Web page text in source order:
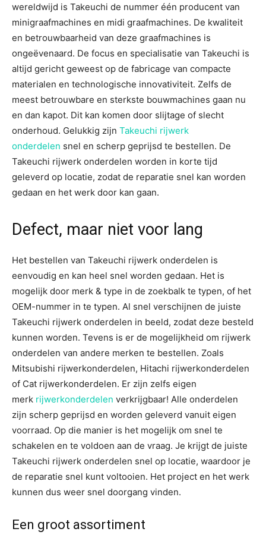
wereldwijd is Takeuchi de nummer één producent van
minigraafmachines en midi graafmachines. De kwaliteit
en betrouwbaarheid van deze graafmachines is
ongeëvenaard. De focus en specialisatie van Takeuchi is
altijd gericht geweest op de fabricage van compacte
materialen en technologische innovativiteit. Zelfs de
meest betrouwbare en sterkste bouwmachines gaan nu
en dan kapot. Dit kan komen door slijtage of slecht
onderhoud. Gelukkig zijn Takeuchi rijwerk
onderdelen snel en scherp geprijsd te bestellen. De
Takeuchi rijwerk onderdelen worden in korte tijd
geleverd op locatie, zodat de reparatie snel kan worden
gedaan en het werk door kan gaan.
Defect, maar niet voor lang
Het bestellen van Takeuchi rijwerk onderdelen is
eenvoudig en kan heel snel worden gedaan. Het is
mogelijk door merk & type in de zoekbalk te typen, of het
OEM-nummer in te typen. Al snel verschijnen de juiste
Takeuchi rijwerk onderdelen in beeld, zodat deze besteld
kunnen worden. Tevens is er de mogelijkheid om rijwerk
onderdelen van andere merken te bestellen. Zoals
Mitsubishi rijwerkonderdelen, Hitachi rijwerkonderdelen
of Cat rijwerkonderdelen. Er zijn zelfs eigen
merk rijwerkonderdelen verkrijgbaar! Alle onderdelen
zijn scherp geprijsd en worden geleverd vanuit eigen
voorraad. Op die manier is het mogelijk om snel te
schakelen en te voldoen aan de vraag. Je krijgt de juiste
Takeuchi rijwerk onderdelen snel op locatie, waardoor je
de reparatie snel kunt voltooien. Het project en het werk
kunnen dus weer snel doorgang vinden.
Een groot assortiment